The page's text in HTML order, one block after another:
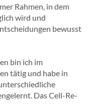
Rahmen, in dem
wird und
bewusst
bin ich im
tätig und habe in
Das Cell-Re-